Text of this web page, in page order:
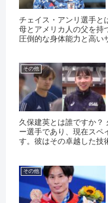
チェイス・アンリ選手と
母とアメリカ人の父を持
圧倒的な身体能力と高い
その他
久保建英とは誰ですか？
ー選手であり、現在スペ
す。彼はその卓越した技
その他